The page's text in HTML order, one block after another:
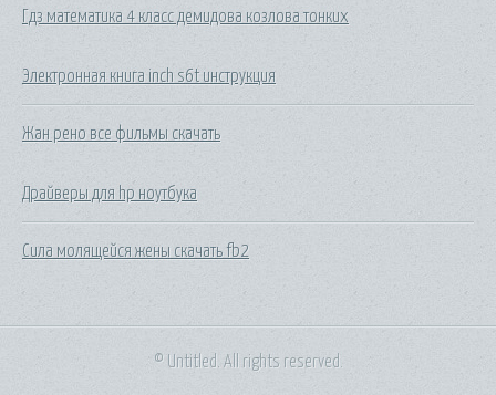
Гдз математика 4 класс демидова козлова тонких
Электронная книга inch s6t инструкция
Жан рено все фильмы скачать
Драйверы для hp ноутбука
Сила молящейся жены скачать fb2
© Untitled. All rights reserved.